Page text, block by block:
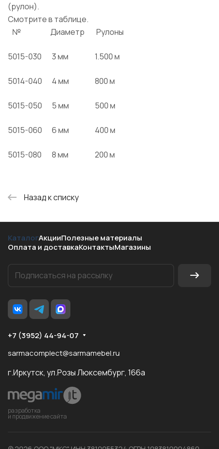
(рулон).
Смотрите в таблице.
№
Диаметр Рулоны
5015-030 3 мм 1.500 м
5014-040 4 мм 800 м
5015-050 5 мм 500 м
5015-060 6 мм 400 м
5015-080 8 мм 200 м
Назад к списку
КаталогАкцииПолезные материалы
Оплата и доставкаКонтактыМагазины
+7 (3952) 44-94-07
sarmacomplect@sarmamebel.ru
г.Иркутск, ул.Розы Люксембург, 166а
разработка
и продвижение сайта